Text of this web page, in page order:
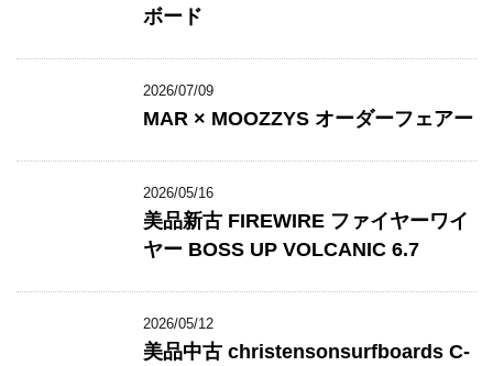
ボード
2026/07/09
MAR × MOOZZYS オーダーフェアー
2026/05/16
美品新古 FIREWIRE ファイヤーワイ
ヤー BOSS UP VOLCANIC 6.7
2026/05/12
美品中古 christensonsurfboards C-